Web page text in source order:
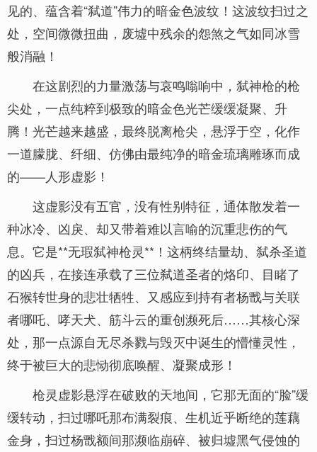
见的、蕴含着“弑道”伟力的暗金色波纹！这波纹扫过之
处，空间微微扭曲，废墟中残余的怨煞之气如同冰雪
般消融！
在这剧烈的力量激荡与哀鸣嗡响中，弑神枪的枪
尖处，一点纯粹到极致的暗金色光芒缓缓凝聚、升
腾！光芒越来越盛，最终脱离枪尖，悬浮于空，化作
一道朦胧、纤细、仿佛由最纯净的暗金琉璃雕琢而成
的——人形虚影！
这虚影没有五官，没有性别特征，通体散发着一
种冰冷、凶戾、却又带着难以言喻的沉重悲伤的气
息。它是**无瑕弑神枪灵**！这柄终结量劫、弑杀圣道
的凶兵，在接连承载了三位弑道圣者的烙印、目睹了
石猴转世身的悲壮牺牲、又感应到持有者杨戬与关联
者哪吒、哮天犬、筋斗云的重创濒死后……其核心深
处，那一点源自无尽杀戮与毁灭中诞生的懵懂灵性，
终于被巨大的悲恸彻底唤醒、凝聚成形！
枪灵虚影悬浮在破败的天地间，它那无面的“脸”缓
缓转动，扫过哪吒那布满裂痕、生机近乎断绝的莲藕
金身，扫过杨戬额间那濒临崩碎、被归墟黑气侵蚀的